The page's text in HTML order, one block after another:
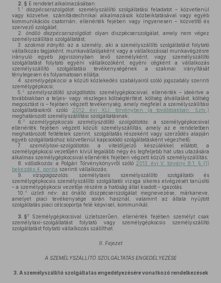
2. § E rendelet alkalmazásában:
1. 1 diszpécserszolgálat:
személyszállító szolgáltatási feladatot – közvetlenül
vagy közvetve, számítástechnikai alkalmazások közbeiktatásával vagy egyéb
kommunikációs csatornán, ellenérték fejében vagy ingyenesen – közvetítő és
szervező szolgálat;
2.
önálló diszpécserszolgálat: olyan diszpécserszolgálat, amely nem végez
személyszállítási szolgáltatást;
3.
szakmai irányító: az a személy, aki a személyszállító szolgáltatást folytató
vállalkozás tagjaként, munkavállalójaként vagy a vállalkozással munkavégzésre
irányuló egyéb jogviszonyban levő személyként, vagy személyszállító
szolgáltatást folytató egyéni vállalkozóként, egyéni cégként a vállalkozás
személyszállító szolgáltatási tevékenységének a szakmai irányítását
ténylegesen és folyamatosan ellátja;
4.
személygépkocsi: a közúti közlekedés szabályairól szóló jogszabály szerinti
személygépkocsi;
5. 2 személyszállító szolgáltatás: személygépkocsival, ellenérték – ideértve a
továbbiakban a teljes- vagy részleges költségtérítést, költség átvállalást, költség
megosztást is – fejében végzett tevékenység, amely megfelel a személyszállítási
szolgáltatásokról szóló
2012. évi XLI. törvényben (a továbbiakban: Sztv.)
meghatározott személyszállítási szolgáltatásnak;
6. 3 személygépkocsis személyszállító szolgáltatás: a személygépkocsival
ellenérték fejében végzett közúti személyszállítás, amely az e rendeletben
meghatározott feltételek szerint, szolgáltatás részeként vagy szerződés alapján
egyéb szolgáltatáshoz közvetlenül kapcsolódó szolgáltatásként végezhető;
7.
személytaxi-szolgáltatás: a viteldíjjelző készülékkel ellátott, a
személygépkocsi vezetőjén kívül legalább négy és legfeljebb hat utas utazására
alkalmas személygépkocsival ellenérték fejében végzett közúti személyszállítás;
8.
vállalkozás: a Polgári Törvénykönyvről szóló 2013. évi V. törvény 8:1. § (1)
bekezdés 4. pontja szerinti vállalkozás;
9.
vizsgaigazolás:
személytaxis személyszállító szolgáltatói és
személygépkocsis személyszállító szolgáltatói vizsga sikeres elvégzését tanúsító
– a személygépkocsi vezetője részére a hatóság által kiadott – igazolás.
10. 4 üzleti név: az önálló diszpécserszolgálat megnevezése, márkaneve,
amelyet piaci tevékenysége során használ, valamint az általa nyújtott
szolgáltatás piaci célcsoportja felé képvisel, kommunikál.
3. §5
Személygépkocsival üzletszerűen, ellenérték fejében személyt csak
személytaxi-szolgáltatást folytató vagy személygépkocsis személyszállító
szolgáltatást folytató vállalkozás szállíthat.
II. Fejezet
A SZEMÉLYSZÁLLÍTÓ SZOLGÁLTATÁS ENGEDÉLYEZÉSE
3. A személyszállító szolgáltatás engedélyezésére vonatkozó rendelkezések